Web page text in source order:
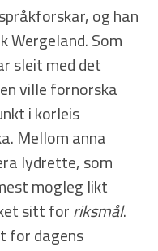
og han
Som
sleit med det
ville fornorska
i korleis
Mellom anna
lydrette, som
mogleg likt
sitt forriksmål.
for dagens